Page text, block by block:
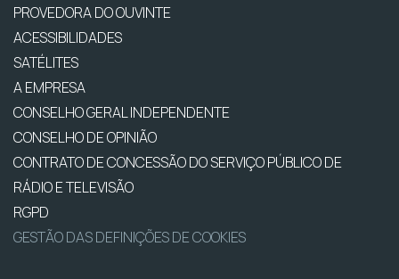
PROVEDORA DO OUVINTE
ACESSIBILIDADES
SATÉLITES
A EMPRESA
CONSELHO GERAL INDEPENDENTE
CONSELHO DE OPINIÃO
CONTRATO DE CONCESSÃO DO SERVIÇO PÚBLICO DE
RÁDIO E TELEVISÃO
RGPD
GESTÃO DAS DEFINIÇÕES DE COOKIES